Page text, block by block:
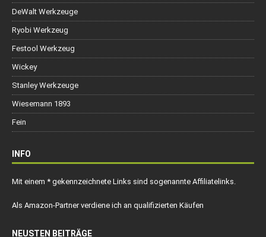
DeWalt Werkzeuge
Ryobi Werkzeug
Festool Werkzeug
Wickey
Stanley Werkzeuge
Wiesemann 1893
Fein
INFO
Mit einem * gekennzeichnete Links sind sogenannte Affiliatelinks.
Als Amazon-Partner verdiene ich an qualifizierten Käufen
NEUSTEN BEITRÄGE